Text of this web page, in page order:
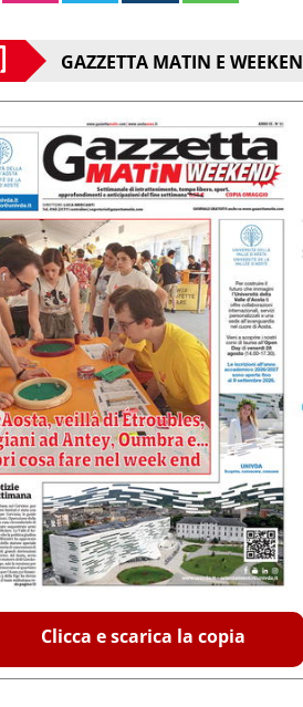
GAZZETTA MATIN E
Clicca e scarica la copia